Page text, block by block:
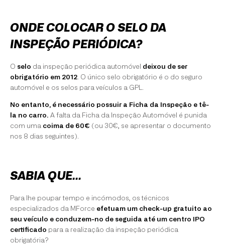
ONDE COLOCAR O SELO DA
INSPEÇÃO PERIÓDICA?
O selo da inspeção periódica automóvel deixou de ser
obrigatório em 2012. O único selo obrigatório é o do seguro
automóvel e os selos para veículos a GPL.
No entanto, é necessário possuir a Ficha da Inspeção e tê-
la no carro. A falta da Ficha da Inspeção Automóvel é punida
com uma coima de 60€ (ou 30€, se apresentar o documento
nos 8 dias seguintes).
SABIA QUE…
Para lhe poupar tempo e incómodos, os técnicos
especializados da MForce efetuam um check-up gratuito ao
seu veículo e conduzem-no de seguida até um centro IPO
certificado para a realização da inspeção periódica
obrigatória?